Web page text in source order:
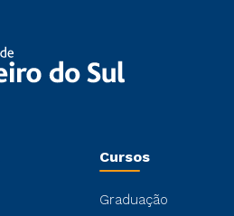
Cursos
Graduação